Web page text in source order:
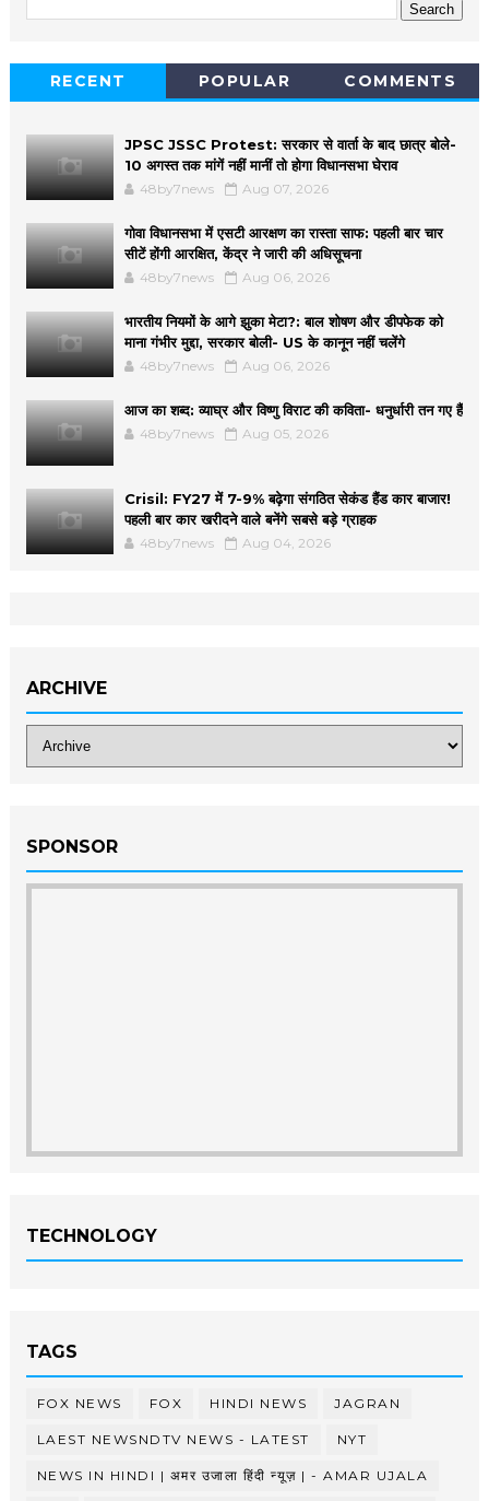
RECENT POPULAR COMMENTS
JPSC JSSC Protest: सरकार से वार्ता के बाद छात्र बोले-
10 अगस्त तक मांगें नहीं मानीं तो होगा विधानसभा घेराव
48by7news Aug 07, 2026
गोवा विधानसभा में एसटी आरक्षण का रास्ता साफ: पहली बार चार
सीटें होंगी आरक्षित, केंद्र ने जारी की अधिसूचना
48by7news Aug 06, 2026
भारतीय नियमों के आगे झुका मेटा?: बाल शोषण और डीपफेक को
माना गंभीर मुद्दा, सरकार बोली- US के कानून नहीं चलेंगे
48by7news Aug 06, 2026
आज का शब्द: व्याघ्र और विष्णु विराट की कविता- धनुर्धारी तन गए हैं
48by7news Aug 05, 2026
Crisil: FY27 में 7-9% बढ़ेगा संगठित सेकंड हैंड कार बाजार!
पहली बार कार खरीदने वाले बनेंगे सबसे बड़े ग्राहक
48by7news Aug 04, 2026
ARCHIVE
SPONSOR
TECHNOLOGY
TAGS
FOX NEWS FOX HINDI NEWS JAGRAN
LAEST NEWSNDTV NEWS - LATEST NYT
NEWS IN HINDI | अमर उजाला हिंदी न्यूज़ | - AMAR UJALA